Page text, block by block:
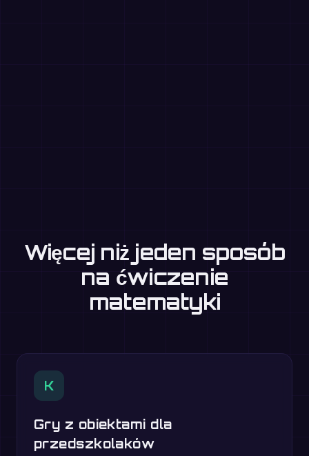
Więcej niż jeden sposób
na ćwiczenie
matematyki
K
Gry z obiektami dla
przedszkolaków